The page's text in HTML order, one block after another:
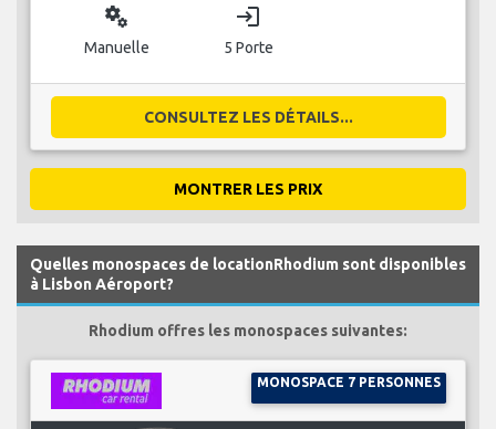
miscellaneous_services
Manuelle
login
5 Porte
CONSULTEZ LES DÉTAILS...
MONTRER LES PRIX
Quelles monospaces de locationRhodium sont disponibles
à Lisbon Aéroport?
Rhodium offres les monospaces suivantes:
MONOSPACE 7 PERSONNES